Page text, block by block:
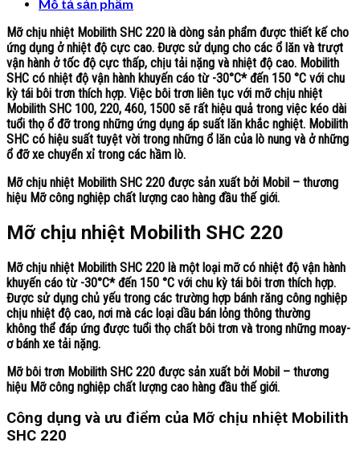
Mô tả sản phẩm
Mỡ chịu nhiệt Mobilith SHC 220 là dòng sản phẩm được thiết kế cho
ứng dụng ở nhiệt độ cực cao. Được sử dụng cho các ổ lăn và trượt
vận hành ở tốc độ cực thấp, chịu tải nặng và nhiệt độ cao. Mobilith
SHC có nhiệt độ vận hành khuyến cáo từ -30°C* đến 150 °C với chu
kỳ tái bôi trơn thích hợp. Việc bôi trơn liên tục với mỡ chịu nhiệt
Mobilith SHC 100, 220, 460, 1500 sẽ rất hiệu quả trong việc kéo dài
tuổi thọ ổ đỡ trong những ứng dụng áp suất lăn khắc nghiệt. Mobilith
SHC có hiệu suất tuyệt vời trong những ổ lăn của lò nung và ở những
ổ đỡ xe chuyển xỉ trong các hầm lò.
Mỡ chịu nhiệt Mobilith SHC 220 được sản xuất bởi Mobil – thương
hiệu Mỡ công nghiệp chất lượng cao hàng đầu thế giới.
Mỡ chịu nhiệt Mobilith SHC 220
Mỡ chịu nhiệt Mobilith SHC 220 là một loại mỡ có nhiệt độ vận hành
khuyến cáo từ -30°C* đến 150 °C với chu kỳ tái bôi trơn thích hợp.
Được sử dụng chủ yếu trong các trường hợp bánh răng công nghiệp
chịu nhiệt độ cao, nơi mà các loại dầu bán lỏng thông thường
không thể đáp ứng được tuổi thọ chất bôi trơn và trong những moay-
ơ bánh xe tải nặng.
Mỡ bôi trơn Mobilith SHC 220 được sản xuất bởi Mobil – thương
hiệu Mỡ công nghiệp chất lượng cao hàng đầu thế giới.
Công dụng và ưu điểm của Mỡ chịu nhiệt Mobilith
SHC 220